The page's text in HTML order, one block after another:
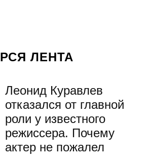
РСЯ ЛЕНТА
Леонид Куравлев
отказался от главной
роли у известного
режиссера. Почему
актер не пожалел